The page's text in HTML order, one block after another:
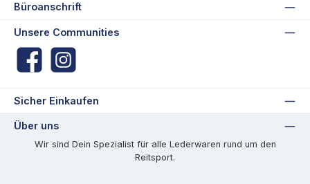
Unsere Communities
FacebookInstagram
Büroanschrift
Sicher Einkaufen
Über uns
Wir sind Dein Spezialist für alle Lederwaren rund um den
Reitsport.